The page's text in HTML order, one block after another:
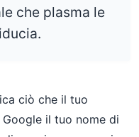
che plasma le
ciò che il tuo
il tuo nome di